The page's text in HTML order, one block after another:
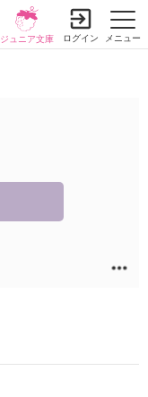
メニュー
ジュニア文庫 ログイン